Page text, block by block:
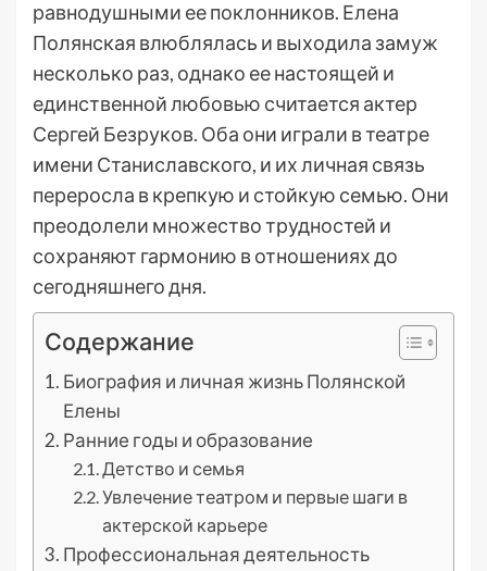
равнодушными ее поклонников. Елена
Полянская влюблялась и выходила замуж
несколько раз, однако ее настоящей и
единственной любовью считается актер
Сергей Безруков. Оба они играли в театре
имени Станиславского, и их личная связь
переросла в крепкую и стойкую семью. Они
преодолели множество трудностей и
сохраняют гармонию в отношениях до
сегодняшнего дня.
Содержание
Биография и личная жизнь Полянской
Елены
Ранние годы и образование
Детство и семья
Увлечение театром и первые шаги в
актерской карьере
Профессиональная деятельность